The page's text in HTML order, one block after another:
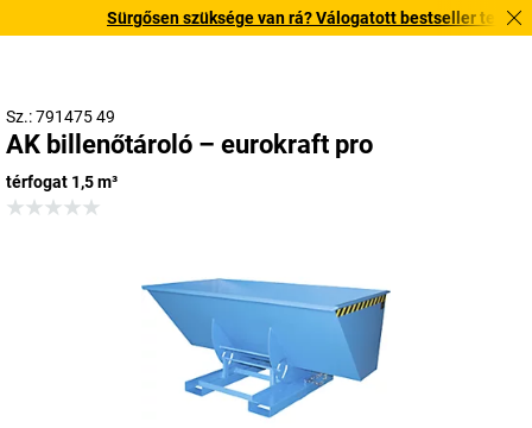
Sürgősen szüksége van rá? Válogatott bestseller
Sz.: 791475 49
AK billenőtároló – eurokraft pro
térfogat 1,5 m³